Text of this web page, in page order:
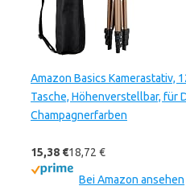
Amazon Basics Kamerastativ,
Tasche, Höhenverstellbar, für
Champagnerfarben
15,38 €18,72 €
Bei Amazon ansehen